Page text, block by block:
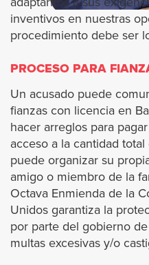
Artesia
Alhambra
Avalon
Azusa
Agoura
Baldwin
Bradbury
inventivos en nuestras
procedimiento debe ser
PROCESO PARA
Un acusado puede
fianzas con licencia en
hacer arreglos para
acceso a la cantidad
puede organizar su
amigo o miembro de la
Octava Enmienda de la
Unidos garantiza la
por parte del gobierno
multas excesivas y/o